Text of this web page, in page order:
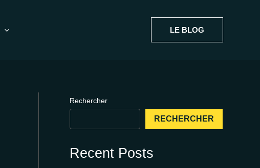
LE BLOG
Rechercher
RECHERCHER
Recent Posts